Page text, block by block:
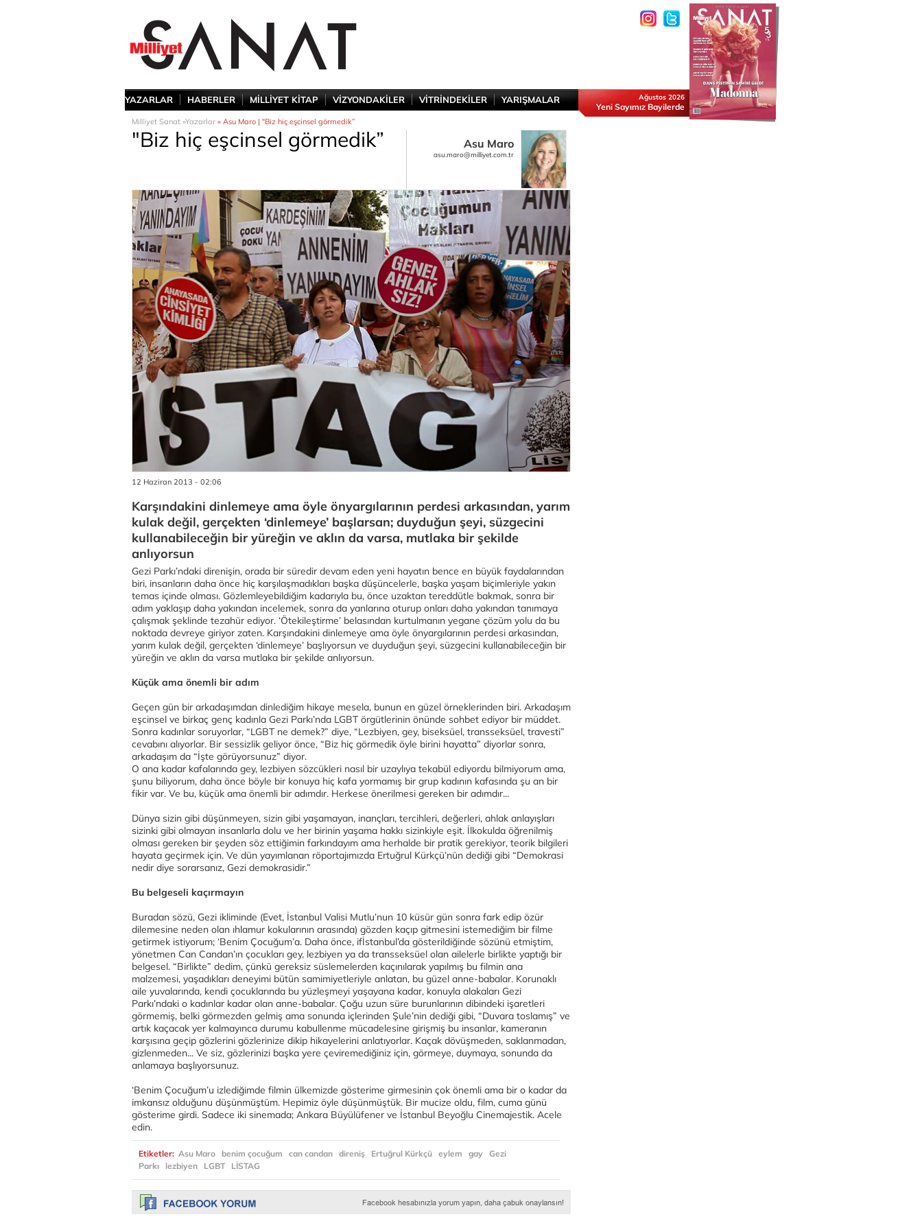
YAZARLAR HABERLER MİLLİYET KİTAP VİZYONDAKİLER VİTRİNDEKİLER YARIŞMALAR Ağustos 2026
Yeni Sayımız Bayilerde
Milliyet Sanat »Yazarlar » Asu Maro | "Biz hiç eşcinsel görmedik”
"Biz hiç eşcinsel görmedik” Asu Maro
asu.maro@milliyet.com.tr
12 Haziran 2013 - 02:06
Karşındakini dinlemeye ama öyle önyargılarının perdesi arkasından, yarım
kulak değil, gerçekten ‘dinlemeye’ başlarsan; duyduğun şeyi, süzgecini
kullanabileceğin bir yüreğin ve aklın da varsa, mutlaka bir şekilde
anlıyorsun
Gezi Parkı’ndaki direnişin, orada bir süredir devam eden yeni hayatın bence en büyük faydalarından
biri, insanların daha önce hiç karşılaşmadıkları başka düşüncelerle, başka yaşam biçimleriyle yakın
temas içinde olması. Gözlemleyebildiğim kadarıyla bu, önce uzaktan tereddütle bakmak, sonra bir
adım yaklaşıp daha yakından incelemek, sonra da yanlarına oturup onları daha yakından tanımaya
çalışmak şeklinde tezahür ediyor. ‘Ötekileştirme’ belasından kurtulmanın yegane çözüm yolu da bu
noktada devreye giriyor zaten. Karşındakini dinlemeye ama öyle önyargılarının perdesi arkasından,
yarım kulak değil, gerçekten ‘dinlemeye’ başlıyorsun ve duyduğun şeyi, süzgecini kullanabileceğin bir
yüreğin ve aklın da varsa mutlaka bir şekilde anlıyorsun.
Küçük ama önemli bir adım
Geçen gün bir arkadaşımdan dinlediğim hikaye mesela, bunun en güzel örneklerinden biri. Arkadaşım
eşcinsel ve birkaç genç kadınla Gezi Parkı’nda LGBT örgütlerinin önünde sohbet ediyor bir müddet.
Sonra kadınlar soruyorlar, “LGBT ne demek?” diye, “Lezbiyen, gey, biseksüel, transseksüel, travesti”
cevabını alıyorlar. Bir sessizlik geliyor önce, “Biz hiç görmedik öyle birini hayatta” diyorlar sonra,
arkadaşım da “İşte görüyorsunuz” diyor.
O ana kadar kafalarında gey, lezbiyen sözcükleri nasıl bir uzaylıya tekabül ediyordu bilmiyorum ama,
şunu biliyorum, daha önce böyle bir konuya hiç kafa yormamış bir grup kadının kafasında şu an bir
fikir var. Ve bu, küçük ama önemli bir adımdır. Herkese önerilmesi gereken bir adımdır...
Dünya sizin gibi düşünmeyen, sizin gibi yaşamayan, inançları, tercihleri, değerleri, ahlak anlayışları
sizinki gibi olmayan insanlarla dolu ve her birinin yaşama hakkı sizinkiyle eşit. İlkokulda öğrenilmiş
olması gereken bir şeyden söz ettiğimin farkındayım ama herhalde bir pratik gerekiyor, teorik bilgileri
hayata geçirmek için. Ve dün yayımlanan röportajımızda Ertuğrul Kürkçü’nün dediği gibi “Demokrasi
nedir diye sorarsanız, Gezi demokrasidir.”
Bu belgeseli kaçırmayın
Buradan sözü, Gezi ikliminde (Evet, İstanbul Valisi Mutlu’nun 10 küsür gün sonra fark edip özür
dilemesine neden olan ıhlamur kokularının arasında) gözden kaçıp gitmesini istemediğim bir filme
getirmek istiyorum; ‘Benim Çocuğum’a. Daha önce, ifİstanbul’da gösterildiğinde sözünü etmiştim,
yönetmen Can Candan’ın çocukları gey, lezbiyen ya da transseksüel olan ailelerle birlikte yaptığı bir
belgesel. “Birlikte” dedim, çünkü gereksiz süslemelerden kaçınılarak yapılmış bu filmin ana
malzemesi, yaşadıkları deneyimi bütün samimiyetleriyle anlatan, bu güzel anne-babalar. Korunaklı
aile yuvalarında, kendi çocuklarında bu yüzleşmeyi yaşayana kadar, konuyla alakaları Gezi
Parkı’ndaki o kadınlar kadar olan anne-babalar. Çoğu uzun süre burunlarının dibindeki işaretleri
görmemiş, belki görmezden gelmiş ama sonunda içlerinden Şule’nin dediği gibi, “Duvara toslamış” ve
artık kaçacak yer kalmayınca durumu kabullenme mücadelesine girişmiş bu insanlar, kameranın
karşısına geçip gözlerini gözlerinize dikip hikayelerini anlatıyorlar. Kaçak dövüşmeden, saklanmadan,
gizlenmeden... Ve siz, gözlerinizi başka yere çeviremediğiniz için, görmeye, duymaya, sonunda da
anlamaya başlıyorsunuz.
‘Benim Çocuğum’u izlediğimde filmin ülkemizde gösterime girmesinin çok önemli ama bir o kadar da
imkansız olduğunu düşünmüştüm. Hepimiz öyle düşünmüştük. Bir mucize oldu, film, cuma günü
gösterime girdi. Sadece iki sinemada; Ankara Büyülüfener ve İstanbul Beyoğlu Cinemajestik. Acele
edin.
Etiketler: Asu Maro benim çocuğum can candan direniş Ertuğrul Kürkçü eylem gay Gezi
Parkı
lezbiyen LGBT LİSTAG